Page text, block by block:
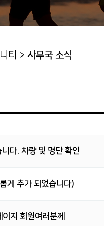
티 > 사무국 소식
다. 차량 및 명단 확인
게 추가 되었습니다)
지 회원여러분께